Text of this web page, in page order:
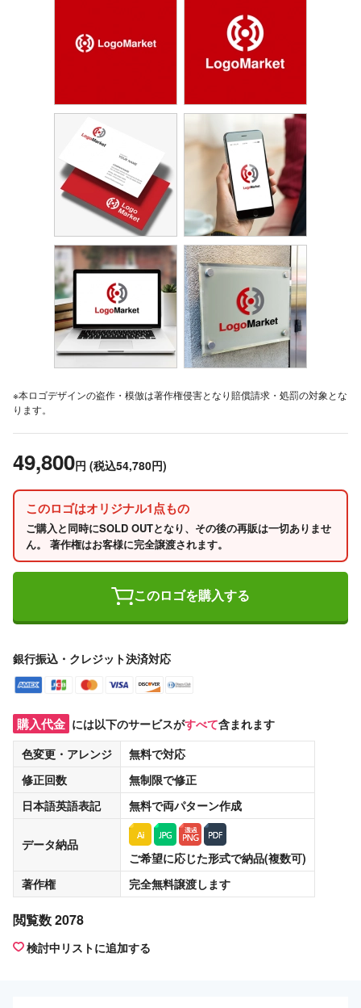
※本ロゴデザインの盗作・模倣は著作権侵害となり賠償請求・処罰の対象とな
ります。
49,800円 (税込54,780円)
このロゴはオリジナル1点もの
ご購入と同時にSOLD OUTとなり、その後の再販は一切ありませ
ん。 著作権はお客様に完全譲渡されます。
このロゴを購入する
銀行振込・クレジット決済対応
購入代金 には以下のサービスがすべて含まれます
色変更・アレンジ
無料で対応
修正回数
無制限で修正
日本語英語表記
無料で両パターン作成
データ納品
ご希望に応じた形式で納品(複数可)
著作権
完全無料譲渡します
閲覧数 2078
検討中リストに追加する